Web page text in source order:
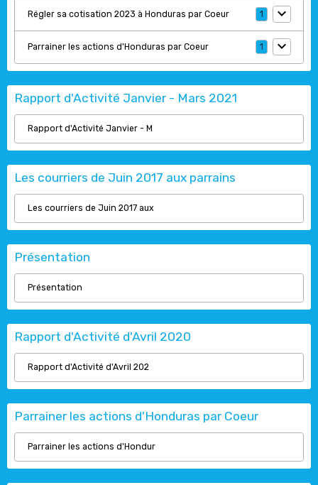
Régler sa cotisation 2023 à Honduras par Coeur 1
Parrainer les actions d'Honduras par Coeur 1
Rapport d'Activité Janvier - Mars 2021
Rapport d'Activité Janvier - M
Les courriers de Juin 2017 aux parrains
Les courriers de Juin 2017 aux
Présentation
Présentation
Rapport d'Activité d'Avril 2020
Rapport d'Activité d'Avril 202
Parrainer les actions d'Honduras par Coeur
Parrainer les actions d'Hondur